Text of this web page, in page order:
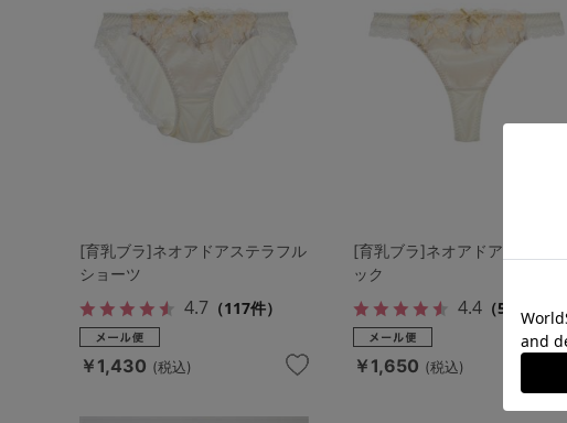
[育乳ブラ]ネオアドアステラフル
ショーツ
4.7 （117件）
￥1,430 (税込)
[育乳ブラ]ネオアドアステラTバ
ック
4.4（5件）
￥1,650 (税込)